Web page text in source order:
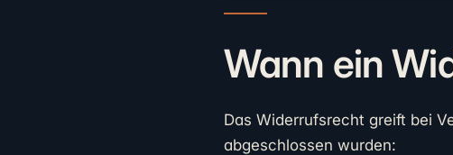
Wann ein
Das Widerrufsrecht greift bei
abgeschlossen wurden: